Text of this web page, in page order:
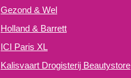
Gezond & Wel
Holland & Barrett
ICI Paris XL
Kalisvaart Drogisterij Beautystore